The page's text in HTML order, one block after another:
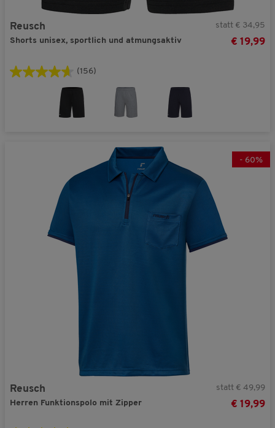
Reusch
Shorts unisex, sportlich und atmungsaktiv
statt € 34,95
€ 19,99
(156)
- 60%
Reusch
Herren Funktionspolo mit Zipper
statt € 49,99
€ 19,99